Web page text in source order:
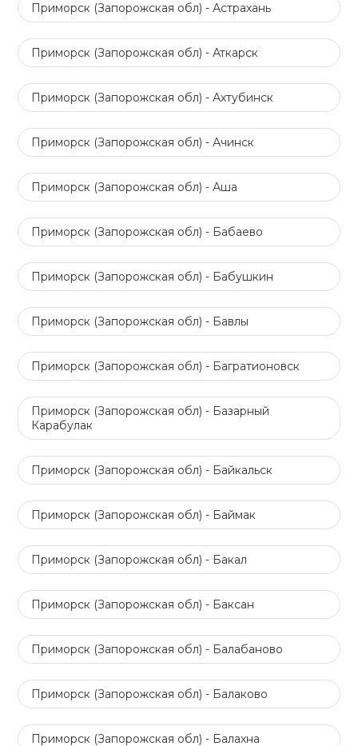
Приморск (Запорожская обл) - Астрахань
Приморск (Запорожская обл) - Аткарск
Приморск (Запорожская обл) - Ахтубинск
Приморск (Запорожская обл) - Ачинск
Приморск (Запорожская обл) - Аша
Приморск (Запорожская обл) - Бабаево
Приморск (Запорожская обл) - Бабушкин
Приморск (Запорожская обл) - Бавлы
Приморск (Запорожская обл) - Багратионовск
Приморск (Запорожская обл) - Базарный
Карабулак
Приморск (Запорожская обл) - Байкальск
Приморск (Запорожская обл) - Баймак
Приморск (Запорожская обл) - Бакал
Приморск (Запорожская обл) - Баксан
Приморск (Запорожская обл) - Балабаново
Приморск (Запорожская обл) - Балаково
Приморск (Запорожская обл) - Балахна